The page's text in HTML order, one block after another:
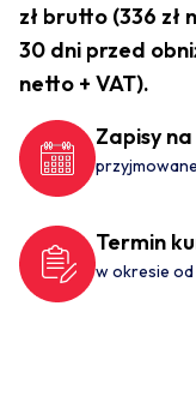
zł brutto (336 zł
30 dni przed
netto + VAT).
Zapisy
Termin
w okresie od